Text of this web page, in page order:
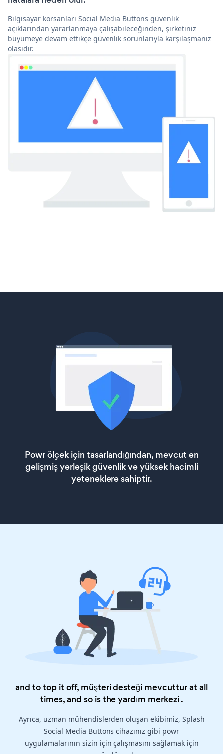
Bilgisayar korsanları Social Media Buttons güvenlik
açıklarından yararlanmaya çalışabileceğinden, şirketiniz
büyümeye devam ettikçe güvenlik sorunlarıyla karşılaşmanız
olasıdır.
Powr ölçek için tasarlandığından, mevcut en
gelişmiş yerleşik güvenlik ve yüksek hacimli
yeteneklere sahiptir.
and to top it off, müşteri desteği mevcuttur at all
times, and so is theyardım merkezi.
Ayrıca, uzman mühendislerden oluşan ekibimiz, Splash
Social Media Buttons cihazınız gibi powr
uygulamalarının sizin için çalışmasını sağlamak için